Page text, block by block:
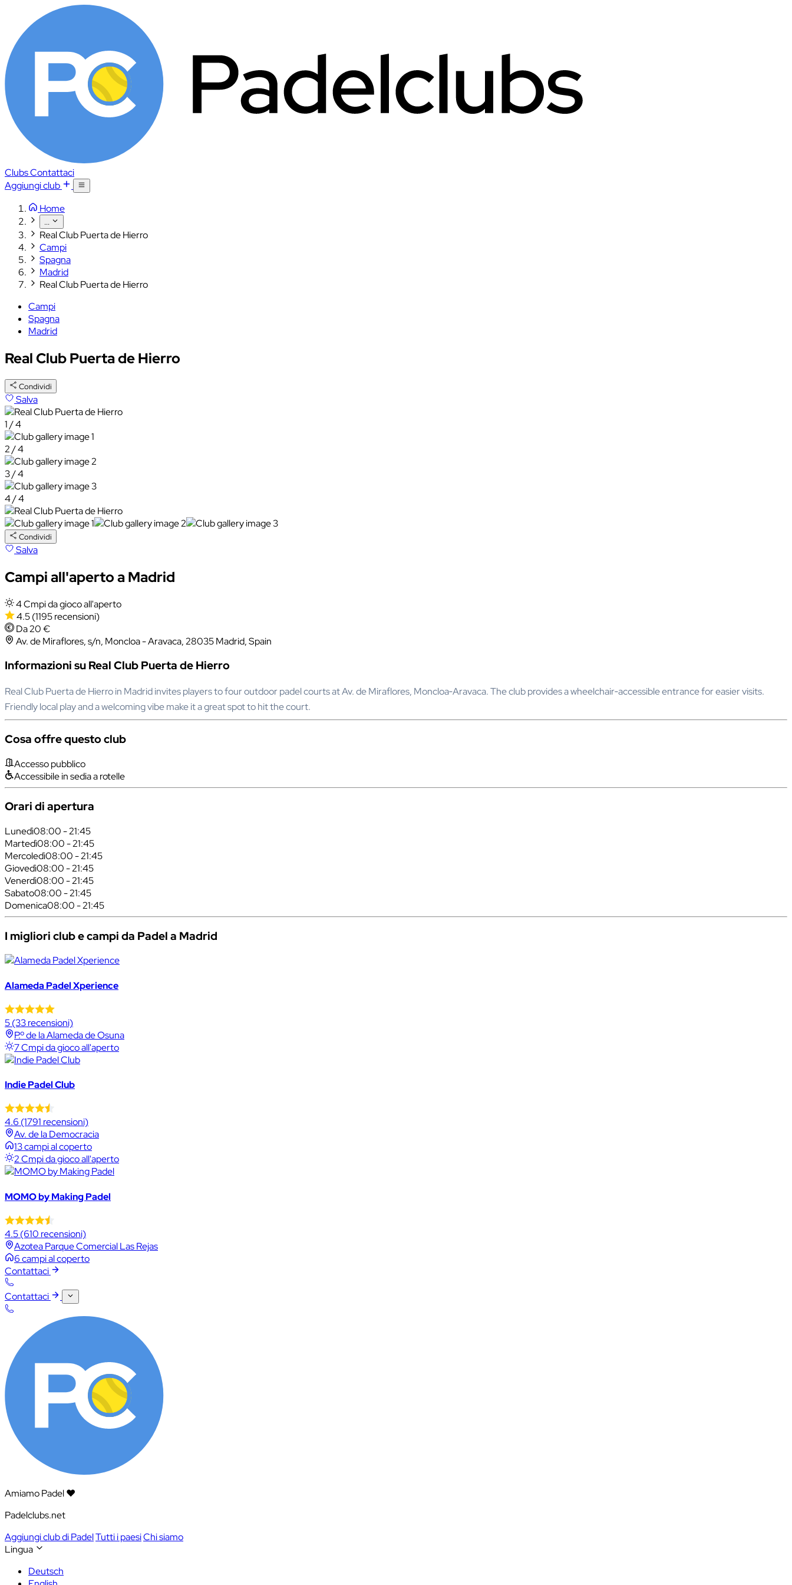
ClubsContattaci
Aggiungi club
Home
...
Real Club Puerta de Hierro
Campi
Spagna
Madrid
Real Club Puerta de Hierro
Campi
Spagna
Madrid
Real Club Puerta de Hierro
Condividi
Salva
1 / 4
2 / 4
3 / 4
4 / 4
Condividi
Salva
Campi all'aperto a Madrid
4 Cmpi da gioco all'aperto
4.5(1195 recensioni)
Da 20 €
Av. de Miraflores, s/n, Moncloa - Aravaca, 28035 Madrid, Spain
Informazioni su Real Club Puerta de Hierro
Real Club Puerta de Hierro in Madrid invites players to four outdoor padel courts at Av. de Miraflores, Moncloa‑Aravaca. The club provides a wheelchair‑accessible entrance for easier visits.
Friendly local play and a welcoming vibe make it a great spot to hit the court.
Cosa offre questo club
Accesso pubblico
Accessibile in sedia a rotelle
Orari di apertura
Lunedì08:00 - 21:45
Martedì08:00 - 21:45
Mercoledì08:00 - 21:45
Giovedì08:00 - 21:45
Venerdì08:00 - 21:45
Sabato08:00 - 21:45
Domenica08:00 - 21:45
I migliori club e campi da Padel a Madrid
Alameda Padel Xperience
5(33 recensioni)
P.º de la Alameda de Osuna
7 Cmpi da gioco all'aperto
Indie Padel Club
4.6 (1791 recensioni)
Av. de la Democracia
13 campi al coperto
2 Cmpi da gioco all'aperto
MOMO by Making Padel
4.5(610 recensioni)
Azotea Parque Comercial Las Rejas
6 campi al coperto
Contattaci
Contattaci
Amiamo Padel ❤️
Padelclubs.net
Aggiungi club di PadelTutti i paesiChi siamo
Lingua
Deutsch